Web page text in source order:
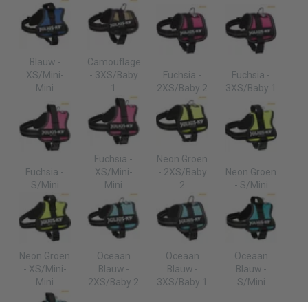
Blauw -
XS/Mini-
Mini
Camouflage
- 3XS/Baby
1
Fuchsia -
2XS/Baby 2
Fuchsia -
3XS/Baby 1
Fuchsia -
S/Mini
Fuchsia -
XS/Mini-
Mini
Neon Groen
- 2XS/Baby
2
Neon Groen
- S/Mini
Neon Groen
- XS/Mini-
Mini
Oceaan
Blauw -
2XS/Baby 2
Oceaan
Blauw -
3XS/Baby 1
Oceaan
Blauw -
S/Mini